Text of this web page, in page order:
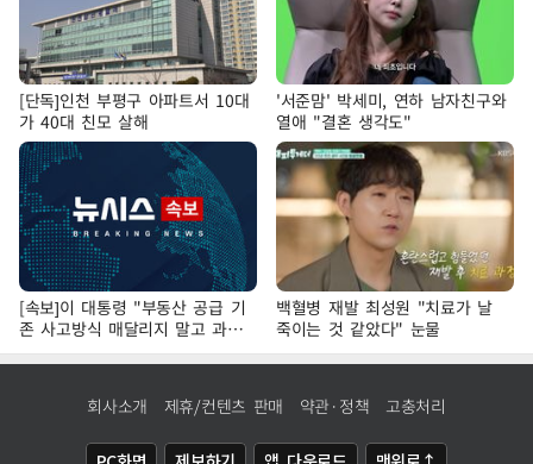
[단독]인천 부평구 아파트서 10대
가 40대 친모 살해
'서준맘' 박세미, 연하 남자친구와
열애 "결혼 생각도"
[속보]이 대통령 "부동산 공급 기
존 사고방식 매달리지 말고 과감
히 실천"
백혈병 재발 최성원 "치료가 날
죽이는 것 같았다" 눈물
회사소개 제휴/컨텐츠 판매 약관·정책 고충처리